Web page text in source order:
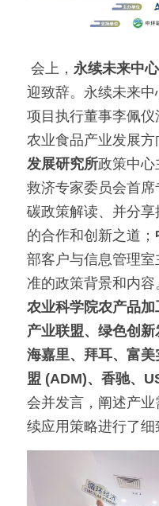
会上， 永续未来中心
迎致辞。永续未来
项目执行董事李佩
农业食品产业发展方
发展研究所政策中心
救济专家委员会首
碳政策解读、并分
的合作和创新之道；
部客户与信息管理
准的政策背景和内容
农业科学院农产品
产业联盟、绿色创
海嘉里、拜耳、富
盟 (ADM)、香驰、
会并发言，阐述产
续应用策略进行了细